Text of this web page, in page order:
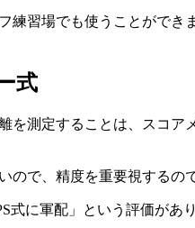
練習場でも使うことがで
式
を測定することは、スコ
ので、精度を重要視するの
式に軍配」という評価があ